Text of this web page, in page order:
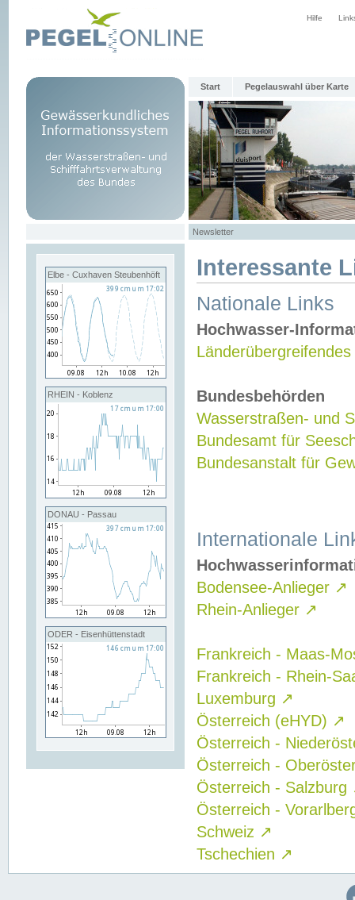
Hilfe
Start Pegelauswahl über Karte
Newsletter
Elbe - Cuxhaven Steubenhöft
RHEIN - Koblenz
DONAU - Passau
ODER - Eisenhüttenstadt
Interessante
Nationale Links
Hochwasser-
Bundesbehörden
Wasserstraßen- und
Bundesamt für
Bundesanstalt für
Internationale
Bodensee-Anlieger ↗
Rhein-Anlieger ↗
Frankreich - Maas-
Frankreich - Rhein-
Luxemburg ↗
Österreich (eHYD) ↗
Österreich -
Österreich -
Österreich - Salzburg
Österreich -
Schweiz ↗
Tschechien ↗